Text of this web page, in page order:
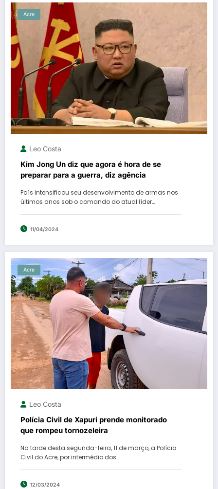
Acre
Leo Costa
Kim Jong Un diz que agora é hora de se
preparar para a guerra, diz agência
País intensificou seu desenvolvimento de armas nos
últimos anos sob o comando do atual líder…
11/04/2024
Acre
Leo Costa
Polícia Civil de Xapuri prende monitorado
que rompeu tornozeleira
Na tarde desta segunda-feira, 11 de março, a Polícia
Civil do Acre, por intermédio dos…
12/03/2024